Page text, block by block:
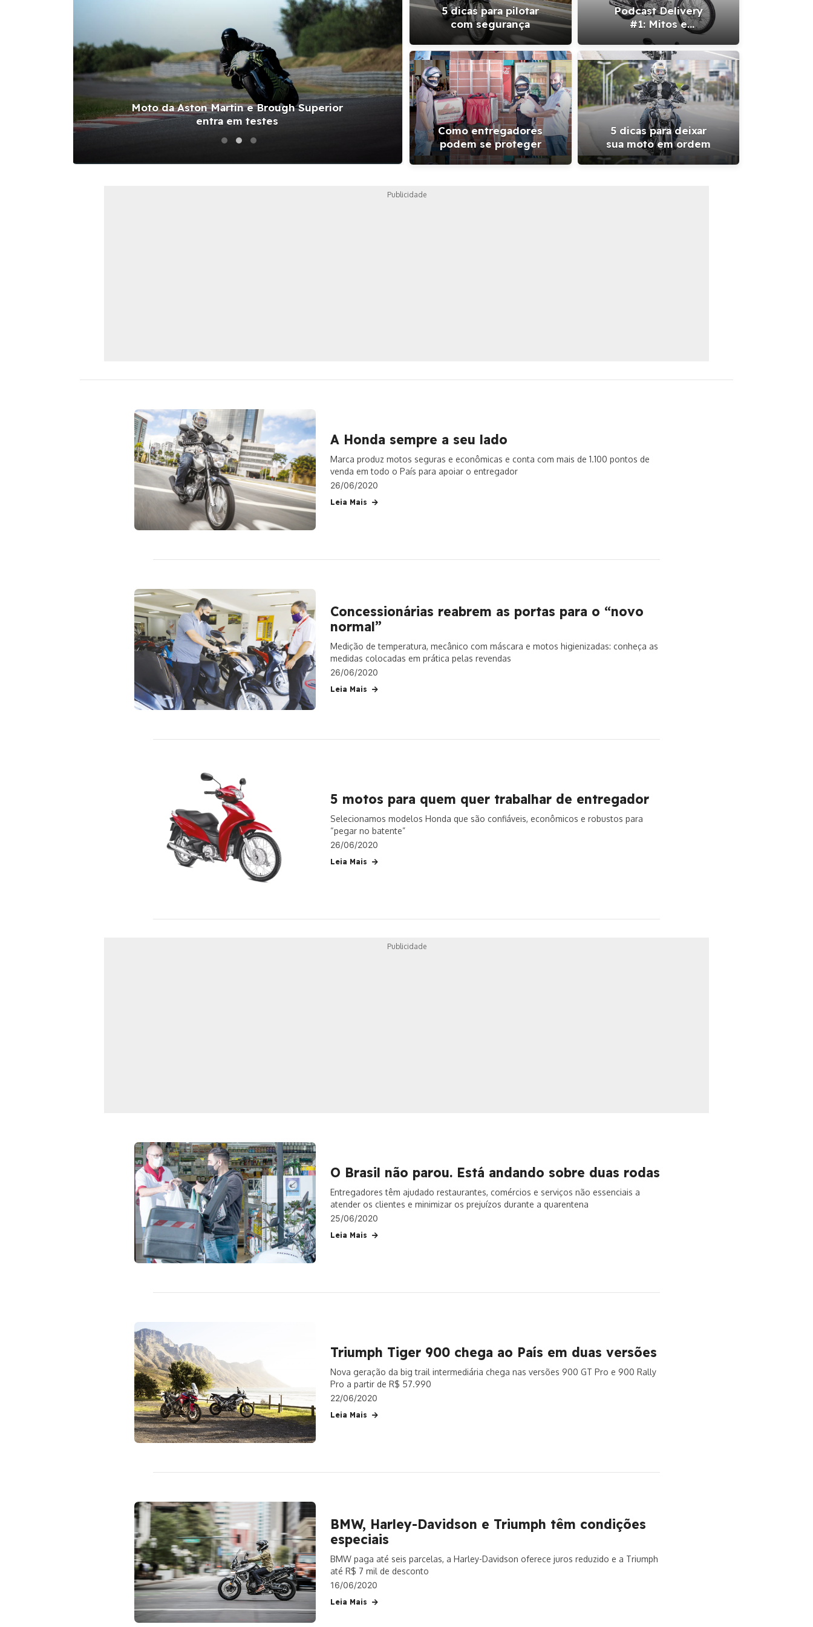
Moto da Aston Martin e Brough Superior
entra em testes
Kawasaki Z900 2021 chega às lojas por R$
47.990 com mais eletrônica
5 dicas para pilotar
com segurança
Podcast Delivery
#1: Mitos e
verdades sobre
manutenção de
moto
Como entregadores
podem se proteger
5 dicas para deixar
sua moto em ordem
Publicidade
A Honda sempre a seu lado
Marca produz motos seguras e econômicas e conta com mais de 1.100 pontos de
venda em todo o País para apoiar o entregador
26/06/2020
Leia Mais
Concessionárias reabrem as portas para o “novo
normal”
Medição de temperatura, mecânico com máscara e motos higienizadas: conheça as
medidas colocadas em prática pelas revendas
26/06/2020
Leia Mais
5 motos para quem quer trabalhar de entregador
Selecionamos modelos Honda que são confiáveis, econômicos e robustos para
“pegar no batente”
26/06/2020
Leia Mais
Publicidade
O Brasil não parou. Está andando sobre duas rodas
Entregadores têm ajudado restaurantes, comércios e serviços não essenciais a
atender os clientes e minimizar os prejuízos durante a quarentena
25/06/2020
Leia Mais
Triumph Tiger 900 chega ao País em duas versões
Nova geração da big trail intermediária chega nas versões 900 GT Pro e 900 Rally
Pro a partir de R$ 57.990
22/06/2020
Leia Mais
BMW, Harley-Davidson e Triumph têm condições
especiais
BMW paga até seis parcelas, a Harley-Davidson oferece juros reduzido e a Triumph
até R$ 7 mil de desconto
16/06/2020
Leia Mais